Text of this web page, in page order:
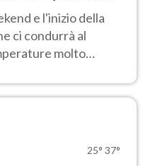
e l'inizio della
ci condurrà al
molto
25° 37°